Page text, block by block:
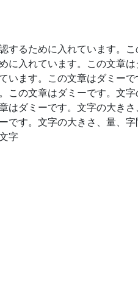
するために入れています。
に入れています。この文章は
います。この文章はダミーで
この文章はダミーです。文字
ダミーです。文字の大きさ
です。文字の大きさ、量、
字